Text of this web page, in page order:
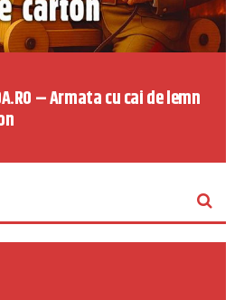
– Armata cu cai de lemn